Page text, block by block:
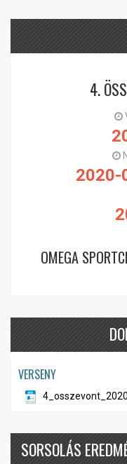
4.
2020-
OMEGA
VERSENY
SORSOLÁS